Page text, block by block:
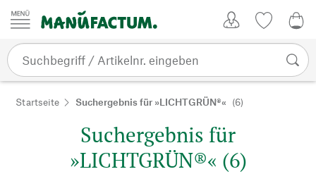
Zum Inhalt springen
Startseite Suchergebnis für »LICHTGRÜN®« (6)
Suchergebnis für
»LICHTGRÜN®« (6)